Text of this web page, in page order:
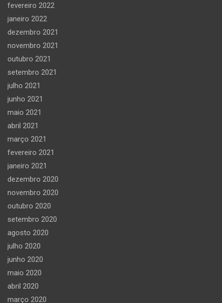
fevereiro 2022
janeiro 2022
dezembro 2021
novembro 2021
outubro 2021
setembro 2021
julho 2021
junho 2021
maio 2021
abril 2021
março 2021
fevereiro 2021
janeiro 2021
dezembro 2020
novembro 2020
outubro 2020
setembro 2020
agosto 2020
julho 2020
junho 2020
maio 2020
abril 2020
março 2020